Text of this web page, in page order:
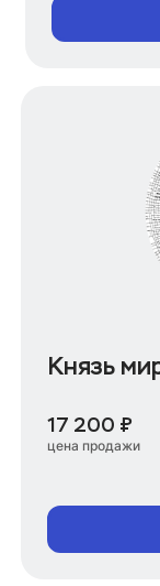
Князь
17 200 ₽
цена продажи